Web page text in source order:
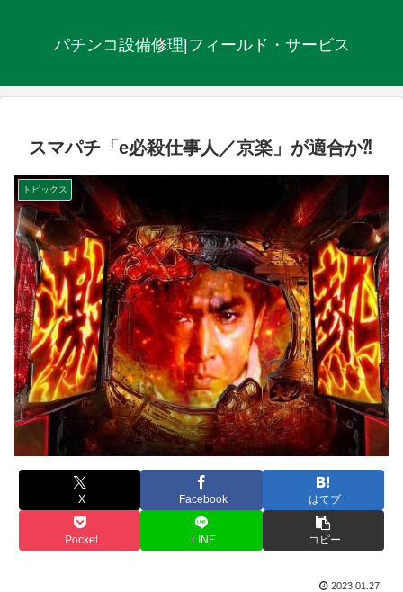
パチンコ設備修理|フィールド・サービス
スマパチ「e必殺仕事人／京楽」が適合か⁈
トピックス
X Facebook はてブ
Pocket LINE コピー
2023.01.27